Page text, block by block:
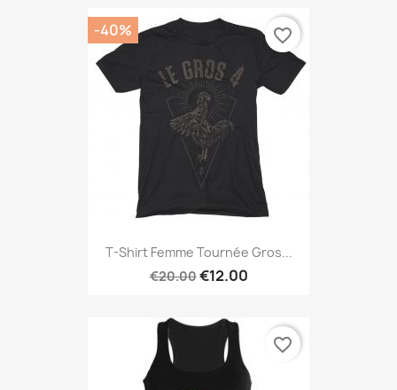
T-Shirt Femme Tournée Gros...
€20.00€12.00
-40% favorite_border
favorite_border